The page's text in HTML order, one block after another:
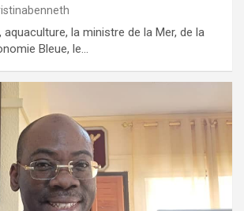
aquaculture, la ministre de la Mer, de la
Bleue, le…